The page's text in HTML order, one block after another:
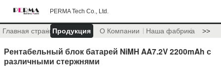
PERMA Tech Co., Ltd.
Главная страницаПродукция О Компании Наша фабрика >>
Рентабельный блок батарей NiMH AA7.2V 2200mAh с
различными стержнями